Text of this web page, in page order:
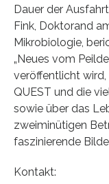
Dauer der
Fink, Doktorand
Mikrobiologie,
„Neues vom
veröffentlicht
QUEST und die
sowie über das
zweiminütigen
faszinierende
Kontakt: